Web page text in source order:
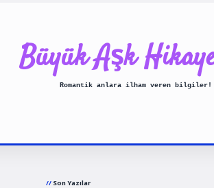
Büyük Aşk
Romantik anlara ilham veren bilgiler!
Son Yazılar